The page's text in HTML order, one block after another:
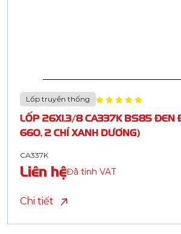
Lốp truyền thống
LỐP 26X1.3/8 CA337K BS85
660, 2 CHỈ XANH DƯƠNG)
CA337K
Liên hệĐã tính VAT
Chi tiết